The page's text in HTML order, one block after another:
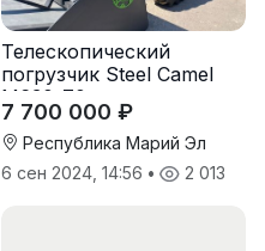
Телескопический
погрузчик Steel Camel
M630-70
7 700 000 ₽
Республика Марий Эл
6 сен 2024, 14:56 • 2 013